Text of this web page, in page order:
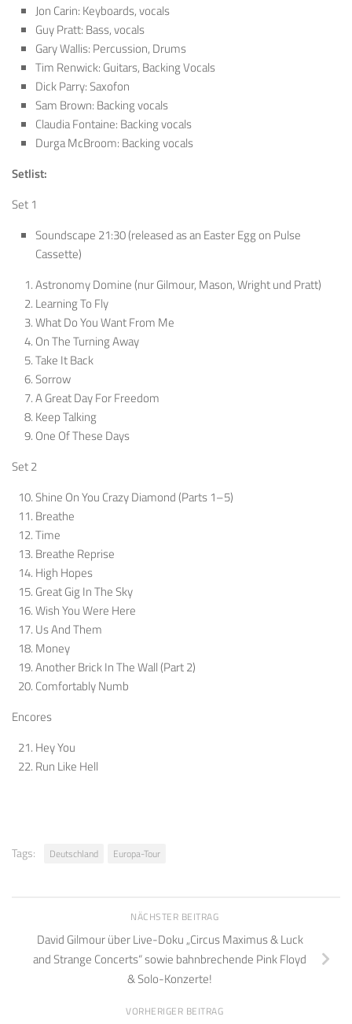
Jon Carin: Keyboards, vocals
Guy Pratt: Bass, vocals
Gary Wallis: Percussion, Drums
Tim Renwick: Guitars, Backing Vocals
Dick Parry: Saxofon
Sam Brown: Backing vocals
Claudia Fontaine: Backing vocals
Durga McBroom: Backing vocals
Setlist:
Set 1
Soundscape 21:30 (released as an Easter Egg on Pulse
Cassette)
Astronomy Domine (nur Gilmour, Mason, Wright und Pratt)
Learning To Fly
What Do You Want From Me
On The Turning Away
Take It Back
Sorrow
A Great Day For Freedom
Keep Talking
One Of These Days
Set 2
Shine On You Crazy Diamond (Parts 1–5)
Breathe
Time
Breathe Reprise
High Hopes
Great Gig In The Sky
Wish You Were Here
Us And Them
Money
Another Brick In The Wall (Part 2)
Comfortably Numb
Encores
Hey You
Run Like Hell
Tags: Deutschland Europa-Tour
NÄCHSTER BEITRAG
David Gilmour über Live-Doku „Circus Maximus & Luck
and Strange Concerts“ sowie bahnbrechende Pink Floyd
& Solo-Konzerte!
VORHERIGER BEITRAG